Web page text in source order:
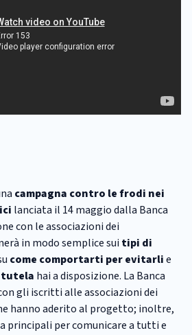
campagna contro le frodi nei
lanciata il 14 maggio dalla Banca
con le associazioni dei
in modo semplice sui tipi di
come comportarti per evitarlie
hai a disposizione. La Banca
gli iscritti alle associazioni dei
hanno aderito al progetto; inoltre,
principali per comunicare a tutti e